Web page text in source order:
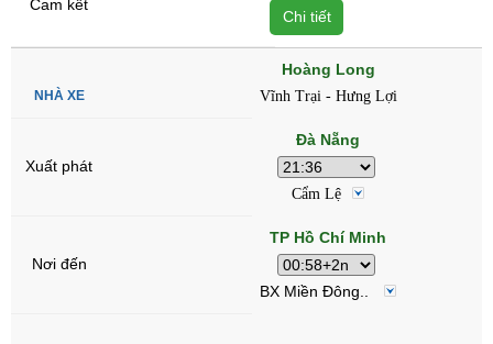
Chi tiết
Hoàng Long
Vĩnh Trại - Hưng Lợi
Đà Nẵng
Cẩm Lệ
TP Hồ Chí Minh
BX Miền Đông..